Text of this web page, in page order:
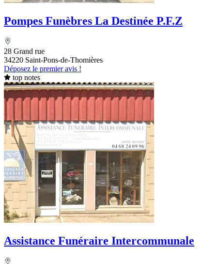
Pompes Funèbres La Destinée P.F.Z
28 Grand rue
34220 Saint-Pons-de-Thomières
Déposez le premier avis !
top notes
Assistance Funéraire Intercommunale